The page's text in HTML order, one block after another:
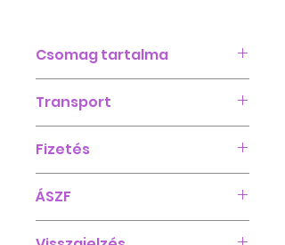
Csomag tartalma
1 pár térdtámasz
1 db 8 lyukas gumiszalag
Transport
Akészleten lévő termékeinket
3–9 munkanapon belül
szállítjuk ki.
Az"Előrendelés"megjelölésű
Fizetés
Az oldalon jelenleg
bankkártyás fizetés
lehetséges.
ÁSZF